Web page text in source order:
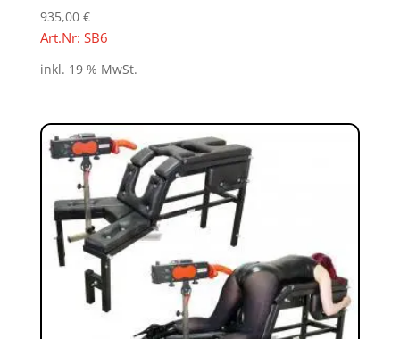
935,00 €
Art.Nr: SB6
inkl. 19 % MwSt.